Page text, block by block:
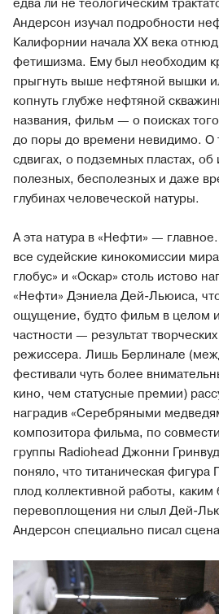
едва ли не теологическим
Андерсон изучал подробности
Калифорнии начала ХХ века
фетишизма. Ему был необходим
прыгнуть выше нефтяной вышки
копнуть глубже нефтяной
названия, фильм — о поисках
до поры до времени невидимо. О
сдвигах, о подземных пластах, об
полезных, бесполезных и даже
глубинах человеческой натуры.
А эта натура в «Нефти» —
все судейские кинокомиссии
глобус» и «Оскар» столь истово
«Нефти» Дэниела Дей-Льюиса,
ощущение, будто фильм в целом
частности — результат
режиссера. Лишь Берлинале
фестивали чуть более
кино, чем статусные премии)
наградив «Серебряными
композитора фильма, по
группы Radiohead Джонни
поняло, что титаническая
плод коллективной работы,
перевоплощения ни слыл Дей-
Андерсон специально писал